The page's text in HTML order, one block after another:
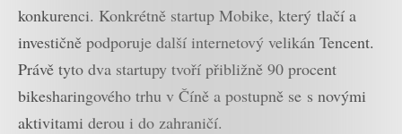
konkurenci. Konkrétně startup Mobike, který tlačí a
investičně podporuje další internetový velikán Tencent.
Právě tyto dva startupy tvoří přibližně 90 procent
bikesharingového trhu v Číně a postupně se s novými
aktivitami derou i do zahraničí.